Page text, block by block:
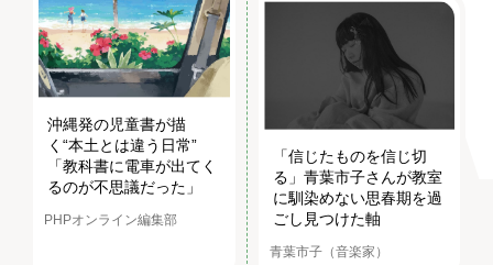
沖縄発の児童書が描
く“本土とは違う日常”
「教科書に電車が出てく
るのが不思議だった」
PHPオンライン編集部
「信じたものを信じ切
る」青葉市子さんが教室
に馴染めない思春期を過
ごし見つけた軸
青葉市子（音楽家）